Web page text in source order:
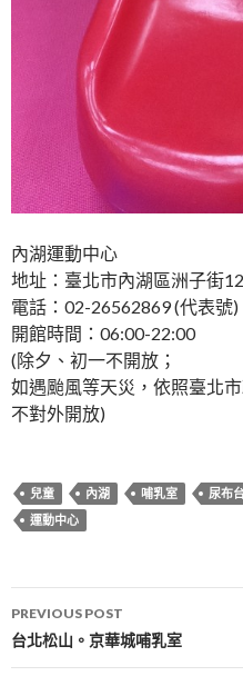
內湖運動中心
地址：臺北市內湖區洲子街
電話：02-26562869 (代表號)
開館時間：06:00-22:00
(除夕、初一不開放；
如遇颱風等天災，依照臺北
不對外開放)
兒童 內湖 哺乳室 尿布
運動中心
Post
navigation
PREVIOUS POST
台北松山。京華城哺乳室